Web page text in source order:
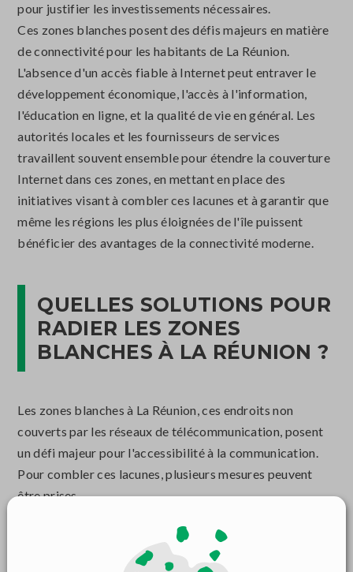
pour justifier les investissements nécessaires.
Ces zones blanches posent des défis majeurs en matière
de connectivité pour les habitants de La Réunion.
L'absence d'un accès fiable à Internet peut entraver le
développement économique, l'accès à l'information,
l'éducation en ligne, et la qualité de vie en général. Les
autorités locales et les fournisseurs de services
travaillent souvent ensemble pour étendre la couverture
Internet dans ces zones, en mettant en place des
initiatives visant à combler ces lacunes et à garantir que
même les régions les plus éloignées de l'île puissent
bénéficier des avantages de la connectivité moderne.
QUELLES SOLUTIONS POUR
RADIER LES ZONES
BLANCHES À LA RÉUNION ?
Les zones blanches à La Réunion, ces endroits non
couverts par les réseaux de télécommunication, posent
un défi majeur pour l'accessibilité à la communication.
Pour combler ces lacunes, plusieurs mesures peuvent
être prises.
opérateurs de télécommunications àétendre leur
dans ces régions en leur offrant des